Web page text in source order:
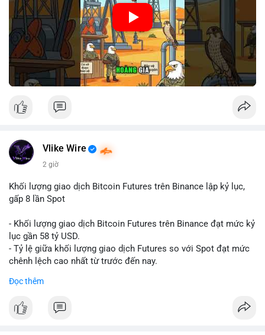
🎥 Xem video trực tiếp tại:
Nguồn: Cú Thông Thái
Vlike Wire
2 giờ
Khối lượng giao dịch Bitcoin Futures trên Binance lập kỷ lục,
gấp 8 lần Spot
- Khối lượng giao dịch Bitcoin Futures trên Binance đạt mức kỷ
lục gần 58 tỷ USD.
- Tỷ lệ giữa khối lượng giao dịch Futures so với Spot đạt mức
chênh lệch cao nhất từ trước đến nay.
dịch Spot.
#binance #btc
Đọc thêm